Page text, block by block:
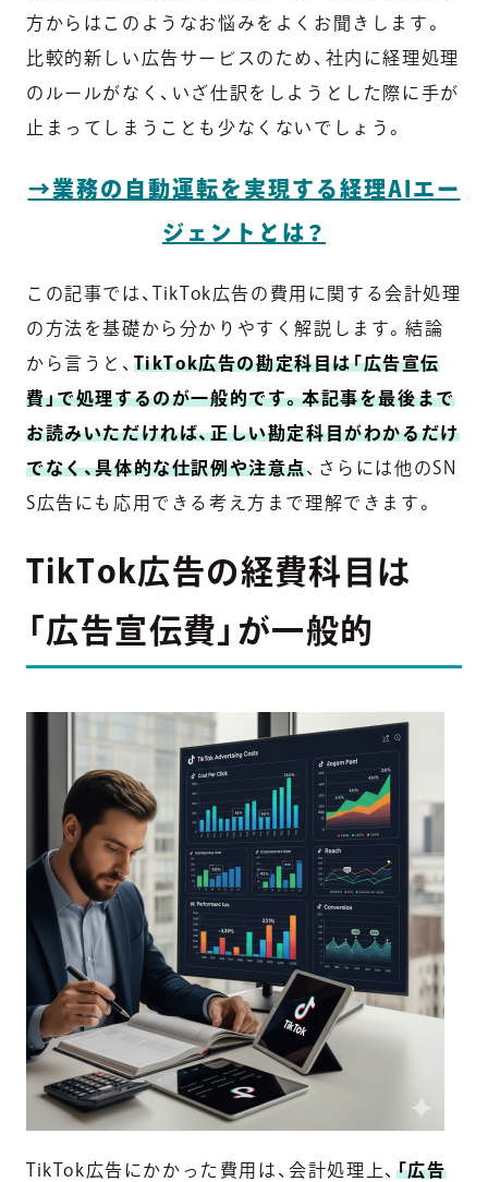
方からはこのようなお悩みをよくお聞きします。
比較的新しい広告サービスのため、社内に経理処理
のルールがなく、いざ仕訳をしようとした際に手が
止まってしまうことも少なくないでしょう。
→業務の自動運転を実現する経理AIエー
ジェントとは？
この記事では、TikTok広告の費用に関する会計処理
の方法を基礎から分かりやすく解説します。結論
から言うと、 TikTok広告の勘定科目は「広告宣伝
費」で処理するのが一般的です。本記事を最後まで
お読みいただければ、正しい勘定科目がわかるだけ
でなく、具体的な仕訳例や注意点、さらには他のSN
S広告にも応用できる考え方まで理解できます。
TikTok広告の経費科目は
「広告宣伝費」が一般的
TikTok広告にかかった費用は、会計処理上、 「広告